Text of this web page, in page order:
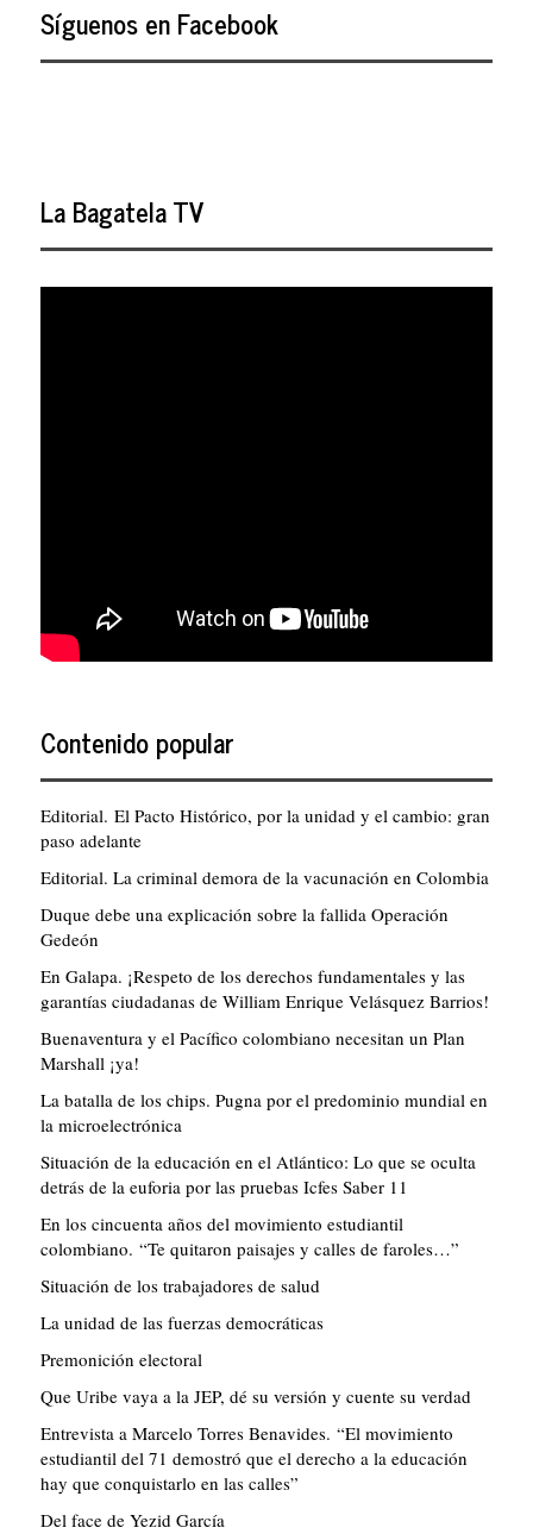
Síguenos en Facebook
La Bagatela TV
Contenido popular
Editorial. El Pacto Histórico, por la unidad y el cambio: gran
paso adelante
Editorial. La criminal demora de la vacunación en Colombia
Duque debe una explicación sobre la fallida Operación
Gedeón
En Galapa. ¡Respeto de los derechos fundamentales y las
garantías ciudadanas de William Enrique Velásquez Barrios!
Buenaventura y el Pacífico colombiano necesitan un Plan
Marshall ¡ya!
La batalla de los chips. Pugna por el predominio mundial en
la microelectrónica
Situación de la educación en el Atlántico: Lo que se oculta
detrás de la euforia por las pruebas Icfes Saber 11
En los cincuenta años del movimiento estudiantil
colombiano. “Te quitaron paisajes y calles de faroles…”
Situación de los trabajadores de salud
La unidad de las fuerzas democráticas
Premonición electoral
Que Uribe vaya a la JEP, dé su versión y cuente su verdad
Entrevista a Marcelo Torres Benavides. “El movimiento
estudiantil del 71 demostró que el derecho a la educación
hay que conquistarlo en las calles”
Del face de Yezid García